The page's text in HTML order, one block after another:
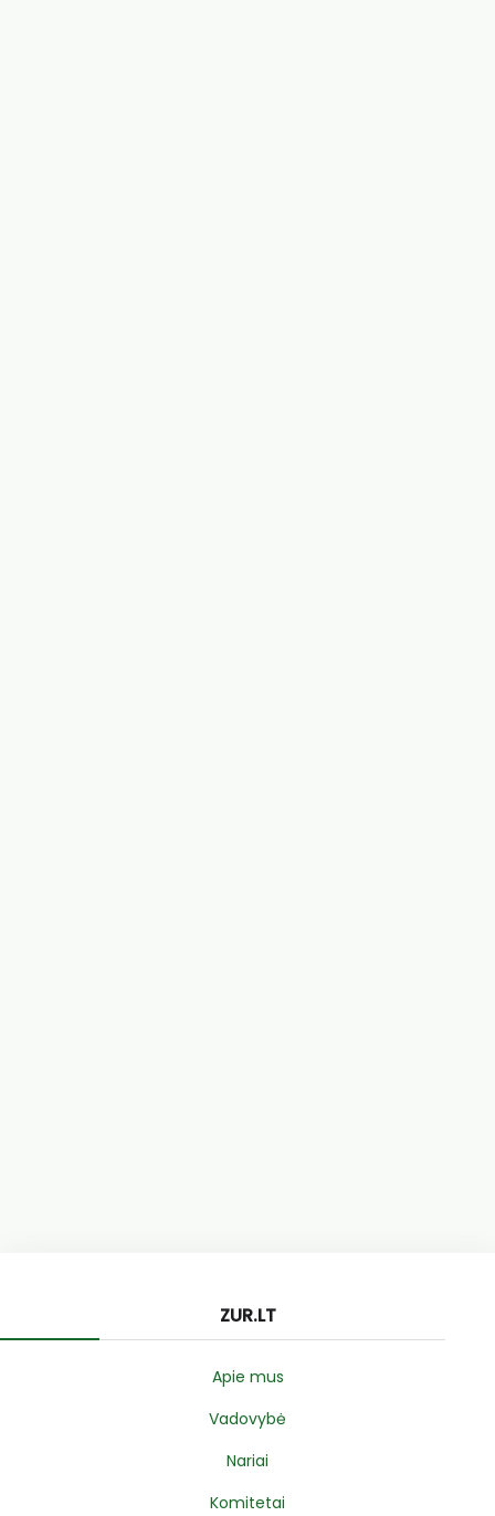
ZUR.LT
Apie mus
Vadovybė
Nariai
Komitetai